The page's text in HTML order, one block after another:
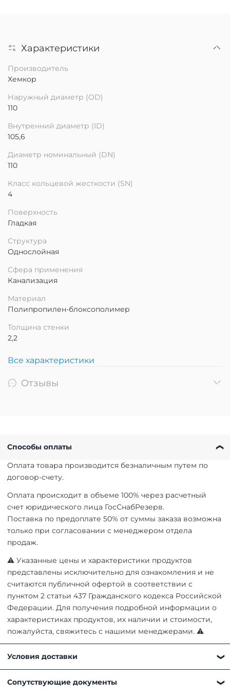
Характеристики
Производитель
Хемкор
Наружный диаметр (OD)
110
Внутренний диаметр (ID)
105,6
Диаметр номинальный (DN)
110
Класс кольцевой жесткости (SN)
4
Поверхность
Гладкая
Структура
Однослойная
Сфера применения
Канализация
Материал
Полипропилен-блоксополимер
Толщина стенки
2,2
Все характеристики
Отзывы
Способы оплаты
Оплата товара производится безналичным путем по
договор-счету.
Оплата происходит в объеме 100% через расчетный
счет юридического лица ГосСнабРезерв.
Поставка по предоплате 50% от суммы заказа возможна
только при согласовании с менеджером отдела
продаж.
⚠ Указанные цены и характеристики продуктов
представлены исключительно для ознакомления и не
считаются публичной офертой в соответствии с
пунктом 2 статьи 437 Гражданского кодекса Российской
Федерации. Для получения подробной информации о
характеристиках продуктов, их наличии и стоимости,
пожалуйста, свяжитесь с нашими менеджерами. ⚠
Условия доставки
способом:
Сопутствующие документы